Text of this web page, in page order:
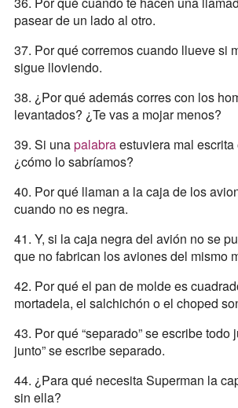
pasear de un lado al otro.
37. Por qué corremos cuando llueve si
sigue lloviendo.
38. ¿Por qué además corres con los
levantados? ¿Te vas a mojar menos?
39. Si unapalabraestuviera mal escrita
¿cómo lo sabríamos?
40. Por qué llaman a la caja de los
cuando no es negra.
41. Y, si la caja negra del avión no se
que no fabrican los aviones del mismo
42. Por qué el pan de molde es
mortadela, el salchichón o el choped
43. Por qué “separado” se escribe todo
junto” se escribe separado.
44. ¿Para qué necesita Superman la
sin ella?